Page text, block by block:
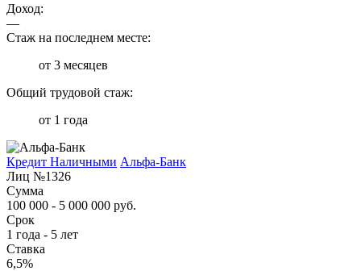
Доход:
—
Стаж на последнем месте:
от 3 месяцев
Общий трудовой стаж:
от 1 года
Кредит Наличными Альфа-Банк
Лиц №1326
Сумма
100 000 - 5 000 000 руб.
Срок
1 года - 5 лет
Ставка
6,5%